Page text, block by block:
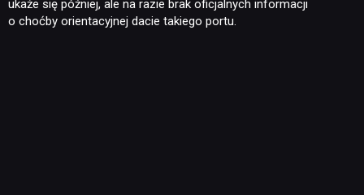
JUŻ GRALIŚMY
ukaże się później, ale na razie brak oficjalnych informacji
o choćby orientacyjnej dacie takiego portu.